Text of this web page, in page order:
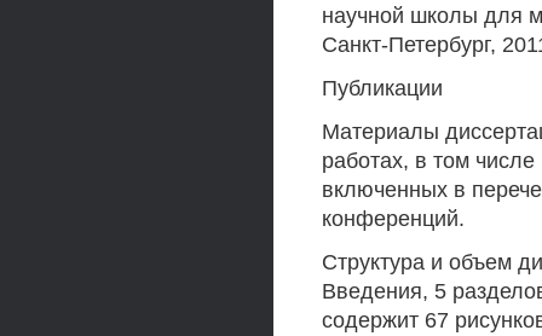
научной школы для
Санкт-Петербург,
Публикации
Материалы
работах, в том
включенных в
конференций.
Структура и объем
Введения, 5
содержит 67